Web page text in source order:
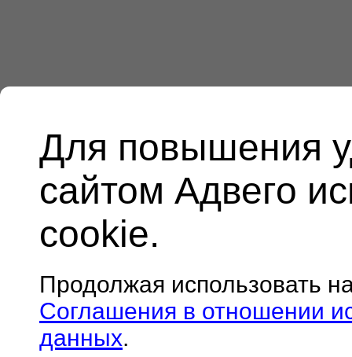
Для повышения
сайтом Адвего
cookie.
Продолжая использовать
Соглашения в отношении
данных.